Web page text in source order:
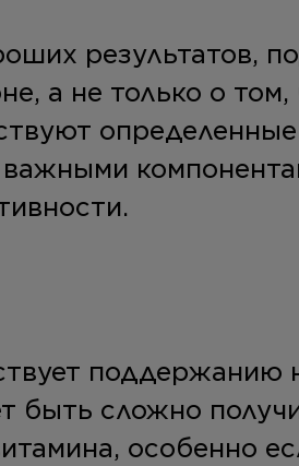
результатов,
а не только о
поддержанию
сложно
особенно